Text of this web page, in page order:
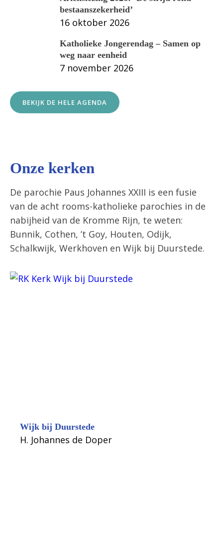
bestaanszekerheid’
16 oktober 2026
Katholieke Jongerendag – Samen op
weg naar eenheid
7 november 2026
BEKIJK DE HELE AGENDA
Onze kerken
De parochie Paus Johannes XXIII is een fusie
van de acht rooms-katholieke parochies in de
nabijheid van de Kromme Rijn, te weten:
Bunnik, Cothen, ’t Goy, Houten, Odijk,
Schalkwijk, Werkhoven en Wijk bij Duurstede.
Wijk bij Duurstede
H. Johannes de Doper